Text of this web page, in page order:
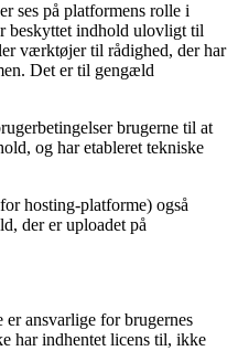
ses på platformens rolle i
beskyttet indhold ulovligt til
værktøjer til rådighed, der har
Det er til gengæld
brugerne til at
og har etableret tekniske
hosting-platforme) også
der er uploadet på
ansvarlige for brugernes
har indhentet licens til, ikke